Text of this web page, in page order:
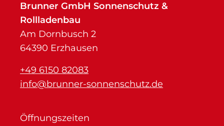
Brunner GmbH Sonnenschutz &
Rollladenbau
Am Dornbusch 2
64390 Erzhausen
+49 6150 82083
info@brunner-sonnenschutz.de
Öffnungszeiten